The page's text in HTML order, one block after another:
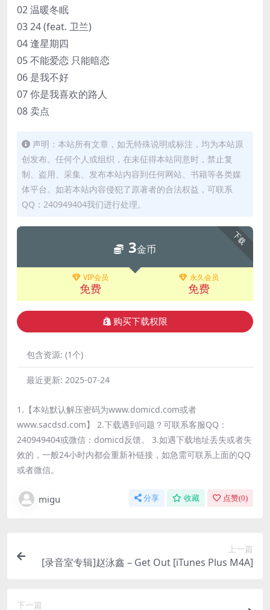
02 温暖冬眠
03 24 (feat. 卫兰)
04 逢星期四
05 不能爱恋 只能暗恋
06 是我不好
07 你是我喜欢的路人
08 卖点
声明：本站所有文章，如无特殊说明或标注，均为本站原
创发布。任何个人或组织，在未征得本站同意时，禁止复
制、盗用、采集、发布本站内容到任何网站、书籍等各类媒
体平台。如若本站内容侵犯了原著者的合法权益，可联系
QQ：240949404我们进行处理。
下载
3金币
VIP会员
免费
永久会员
免费
购买下载权限
包含资源: (1个)
最近更新: 2025-07-24
1.【本站默认解压密码为www.domicd.com或者
www.sacdsd.com】 2.下载遇到问题？可联系客服QQ：
240949404或微信：domicd反馈。 3.如遇下载地址丢失或者失
效的，一般24小时内都会重新补链接，如急需可联系上面的QQ
或者微信。
migu 分享 收藏 点赞(0)
上一篇
[录音室专辑]赵泳鑫 – Get Out [iTunes Plus M4A]
下一篇